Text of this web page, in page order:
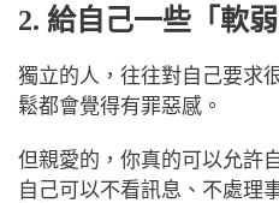
2. 給自己一些「軟弱
獨立的人，往往對自己要求
鬆都會覺得有罪惡感。
但親愛的，你真的可以允許
自己可以不看訊息、不處理